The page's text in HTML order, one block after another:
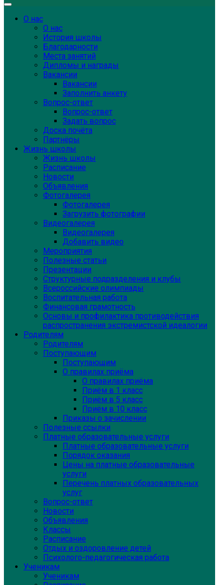
О нас
О нас
История школы
Благодарности
Места занятий
Дипломы и награды
Вакансии
Вакансии
Заполнить анкету
Вопрос-ответ
Вопрос-ответ
Задать вопрос
Доска почёта
Партнёры
Жизнь школы
Жизнь школы
Расписание
Новости
Объявления
Фотогалерея
Фотогалерея
Загрузить фотографии
Видеогалерея
Видеогалерея
Добавить видео
Мероприятия
Полезные статьи
Презентации
Структурные подразделения и клубы
Всероссийские олимпиады
Воспитательная работа
Финансовая грамотность
Основы и профилактика противодействия
распространения экстремистской идеалогии
Родителям
Родителям
Поступающим
Поступающим
О правилах приёма
О правилах приёма
Приём в 1 класс
Приём в 5 класс
Приём в 10 класс
Приказы о зачислении
Полезные ссылки
Платные образовательные услуги
Платные образовательные услуги
Порядок оказания
Цены на платные образовательные
услуги
Перечень платных образовательных
услуг
Вопрос-ответ
Новости
Объявления
Классы
Расписание
Отдых и оздоровление детей
Психолого-педагогическая работа
Ученикам
Ученикам